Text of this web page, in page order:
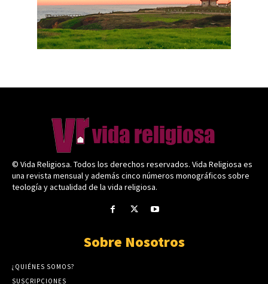
© Vida Religiosa. Todos los derechos reservados. Vida Religiosa es
una revista mensual y además cinco números monográficos sobre
teología y actualidad de la vida religiosa.
Sobre Nosotros
¿QUIÉNES SOMOS?
SUSCRIPCIONES